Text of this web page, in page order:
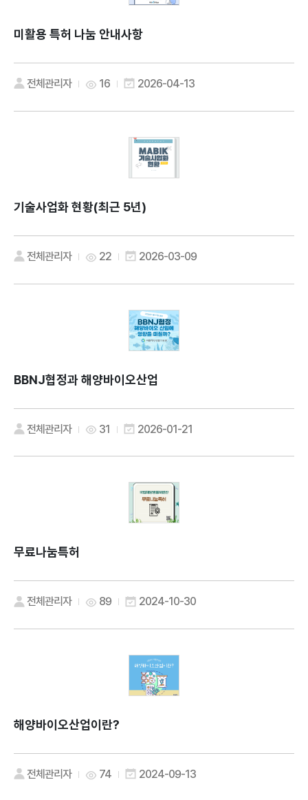
미활용 특허 나눔 안내사항
전체관리자 16 2026-04-13
기술사업화 현황(최근 5년)
전체관리자 22 2026-03-09
BBNJ협정과 해양바이오산업
전체관리자 31 2026-01-21
무료나눔특허
전체관리자 89 2024-10-30
해양바이오산업이란?
전체관리자 74 2024-09-13